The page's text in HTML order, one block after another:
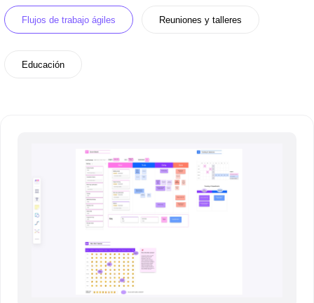
Flujos de trabajo ágiles Reuniones y talleres
Educación